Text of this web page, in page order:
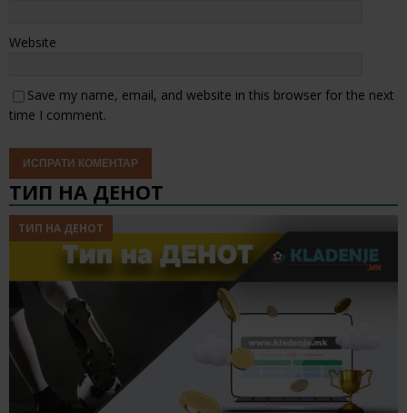
Website
Save my name, email, and website in this browser for the next
time I comment.
ТИП НА ДЕНОТ
ТИП НА ДЕНОТ